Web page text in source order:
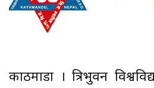
काठमाडौँ । त्रिभुवन